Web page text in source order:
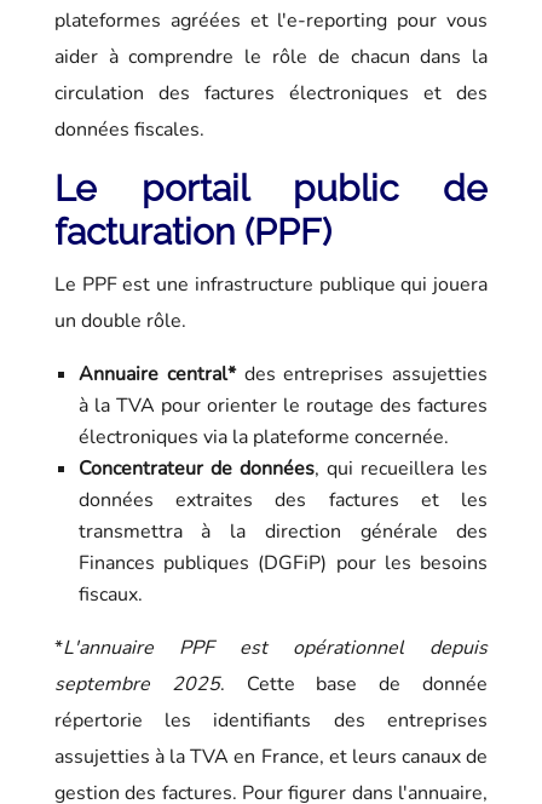
plateformes agréées et l'e-reporting pour vous
aider à comprendre le rôle de chacun dans la
circulation des factures électroniques et des
données fiscales.
Le portail public de
facturation (PPF)
Le PPF est une infrastructure publique qui jouera
un double rôle.
Annuaire central*des entreprises assujetties
à la TVA pour orienter le routage des factures
électroniques via la plateforme concernée.
Concentrateur de données, qui recueillera les
données extraites des factures et les
transmettra à la direction générale des
Finances publiques (DGFiP) pour les besoins
fiscaux.
*L'annuaire PPF est opérationnel depuis
septembre 2025. Cette base de donnée
répertorie les identifiants des entreprises
assujetties à la TVA en France, et leurs canaux de
gestion des factures. Pour figurer dans l'annuaire,